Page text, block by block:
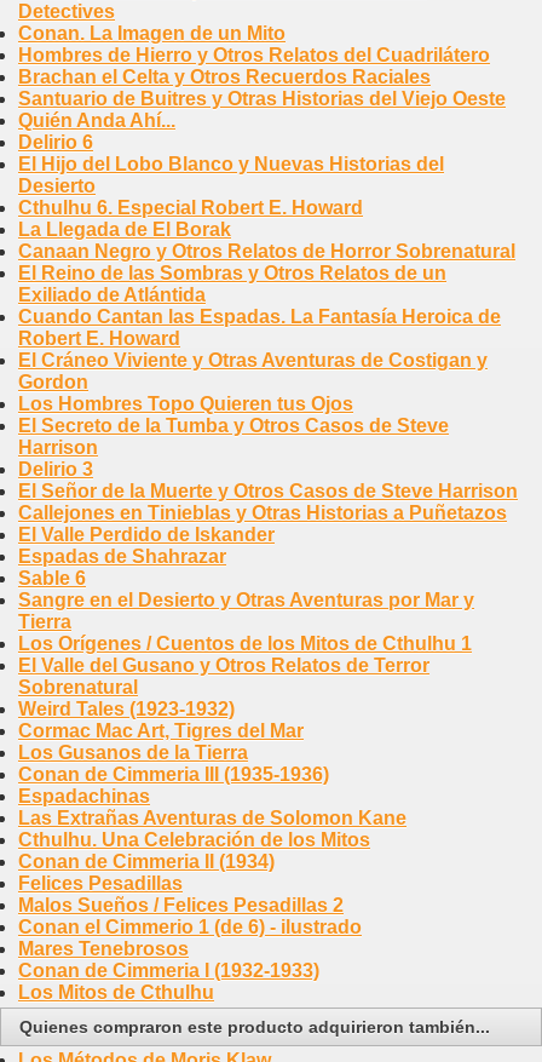
Detectives
Conan. La Imagen de un Mito
Hombres de Hierro y Otros Relatos del Cuadrilátero
Brachan el Celta y Otros Recuerdos Raciales
Santuario de Buitres y Otras Historias del Viejo Oeste
Quién Anda Ahí...
Delirio 6
El Hijo del Lobo Blanco y Nuevas Historias del
Desierto
Cthulhu 6. Especial Robert E. Howard
La Llegada de El Borak
Canaan Negro y Otros Relatos de Horror Sobrenatural
El Reino de las Sombras y Otros Relatos de un
Exiliado de Atlántida
Cuando Cantan las Espadas. La Fantasía Heroica de
Robert E. Howard
El Cráneo Viviente y Otras Aventuras de Costigan y
Gordon
Los Hombres Topo Quieren tus Ojos
El Secreto de la Tumba y Otros Casos de Steve
Harrison
Delirio 3
El Señor de la Muerte y Otros Casos de Steve Harrison
Callejones en Tinieblas y Otras Historias a Puñetazos
El Valle Perdido de Iskander
Espadas de Shahrazar
Sable 6
Sangre en el Desierto y Otras Aventuras por Mar y
Tierra
Los Orígenes / Cuentos de los Mitos de Cthulhu 1
El Valle del Gusano y Otros Relatos de Terror
Sobrenatural
Weird Tales (1923-1932)
Cormac Mac Art, Tigres del Mar
Los Gusanos de la Tierra
Conan de Cimmeria III (1935-1936)
Espadachinas
Las Extrañas Aventuras de Solomon Kane
Cthulhu. Una Celebración de los Mitos
Conan de Cimmeria II (1934)
Felices Pesadillas
Malos Sueños / Felices Pesadillas 2
Conan el Cimmerio 1 (de 6) - ilustrado
Mares Tenebrosos
Conan de Cimmeria I (1932-1933)
Los Mitos de Cthulhu
Quienes compraron este producto adquirieron también...